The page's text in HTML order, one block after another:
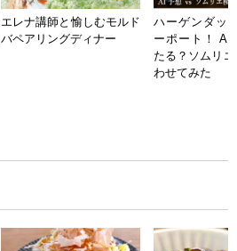
エレナ講師と愉しむモルド
バペアリングディナー
ハーゲンダッ
ーポート！ AI
たる？ソムリ
わせてみた